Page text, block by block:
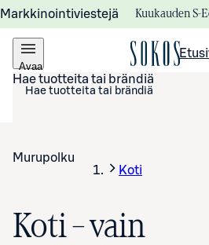
Markkinointiviestejä Kuukauden S-
Avaa
valikko
Hae tuotteita tai brändiä
Murupolku
Koti
Koti – vain